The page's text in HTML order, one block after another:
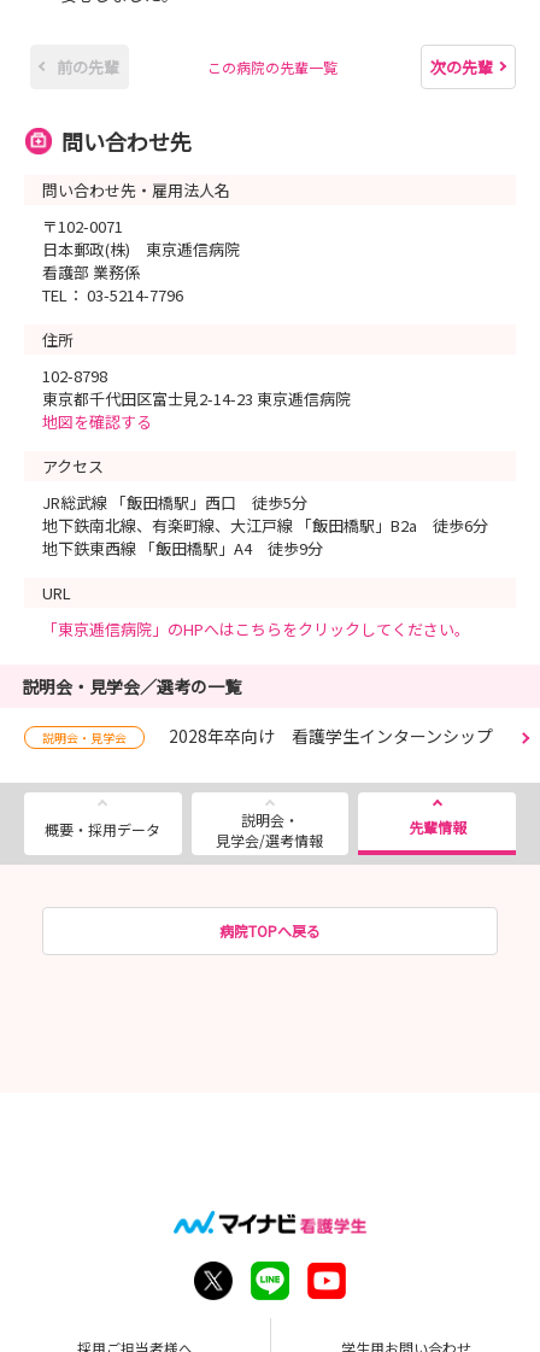
前の先輩 この病院の先輩一覧 次の先輩
問い合わせ先
問い合わせ先・雇用法人名
〒102-0071
日本郵政(株) 東京逓信病院
看護部 業務係
TEL： 03-5214-7796
住所
102-8798
東京都千代田区富士見2-14-23 東京逓信病院
地図を確認する
アクセス
JR総武線 「飯田橋駅」西口 徒歩5分
地下鉄南北線、有楽町線、大江戸線 「飯田橋駅」B2a 徒歩6分
地下鉄東西線 「飯田橋駅」A4 徒歩9分
URL
「東京逓信病院」のHPへはこちらをクリックしてください。
説明会・見学会／選考の一覧
説明会・見学会 2028年卒向け 看護学生インターンシップ
概要・採用データ
説明会・
見学会/選考情報
先輩情報
病院TOPへ戻る
採用ご担当者様へ 学生用お問い合わせ